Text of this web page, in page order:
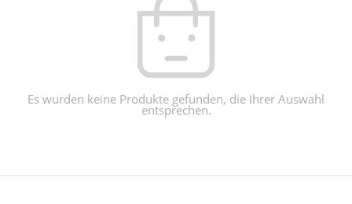
Es wurden keine Produkte gefunden, die Ihrer Auswahl
entsprechen.